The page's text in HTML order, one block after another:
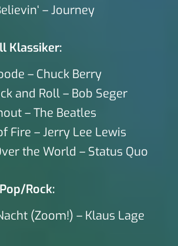
– Journey
Klassiker:
– Chuck Berry
and Roll – Bob Seger
– The Beatles
Fire – Jerry Lee Lewis
the World – Status Quo
Rock:
(Zoom!) – Klaus Lage